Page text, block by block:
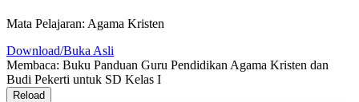
Mata Pelajaran: Agama Kristen
Download/Buka Asli
Membaca: Buku Panduan Guru Pendidikan Agama Kristen dan
Budi Pekerti untuk SD Kelas I
Reload